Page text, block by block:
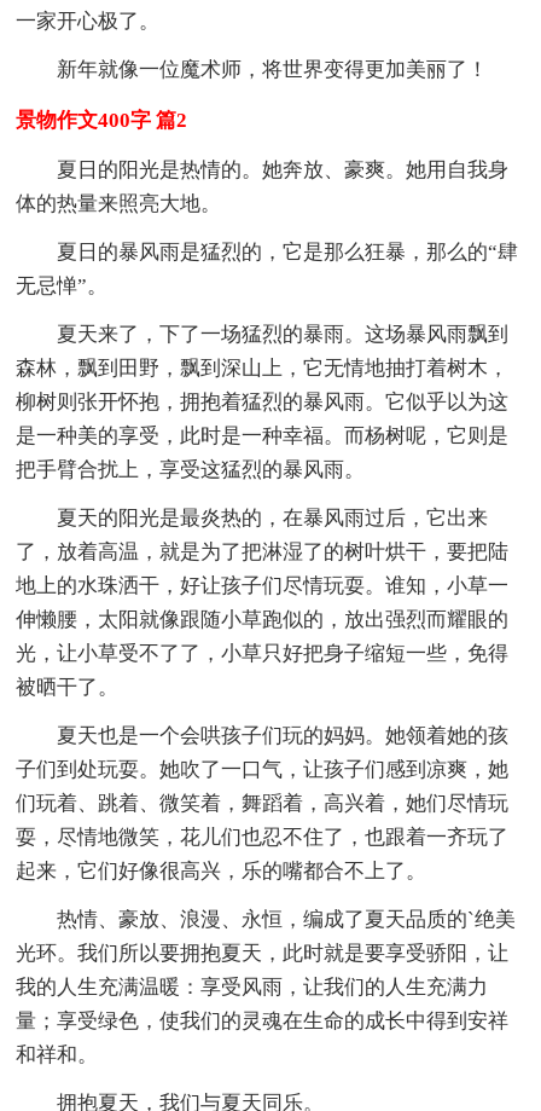
一家开心极了。
新年就像一位魔术师，将世界变得更加美丽了！
景物作文400字 篇2
夏日的阳光是热情的。她奔放、豪爽。她用自我身
体的热量来照亮大地。
夏日的暴风雨是猛烈的，它是那么狂暴，那么的“肆
无忌惮”。
夏天来了，下了一场猛烈的暴雨。这场暴风雨飘到
森林，飘到田野，飘到深山上，它无情地抽打着树木，
柳树则张开怀抱，拥抱着猛烈的暴风雨。它似乎以为这
是一种美的享受，此时是一种幸福。而杨树呢，它则是
把手臂合扰上，享受这猛烈的暴风雨。
夏天的阳光是最炎热的，在暴风雨过后，它出来
了，放着高温，就是为了把淋湿了的树叶烘干，要把陆
地上的水珠洒干，好让孩子们尽情玩耍。谁知，小草一
伸懒腰，太阳就像跟随小草跑似的，放出强烈而耀眼的
光，让小草受不了了，小草只好把身子缩短一些，免得
被晒干了。
夏天也是一个会哄孩子们玩的妈妈。她领着她的孩
子们到处玩耍。她吹了一口气，让孩子们感到凉爽，她
们玩着、跳着、微笑着，舞蹈着，高兴着，她们尽情玩
耍，尽情地微笑，花儿们也忍不住了，也跟着一齐玩了
起来，它们好像很高兴，乐的嘴都合不上了。
热情、豪放、浪漫、永恒，编成了夏天品质的`绝美
光环。我们所以要拥抱夏天，此时就是要享受骄阳，让
我的人生充满温暖：享受风雨，让我们的人生充满力
量；享受绿色，使我们的灵魂在生命的成长中得到安祥
和祥和。
拥抱夏天，我们与夏天同乐。